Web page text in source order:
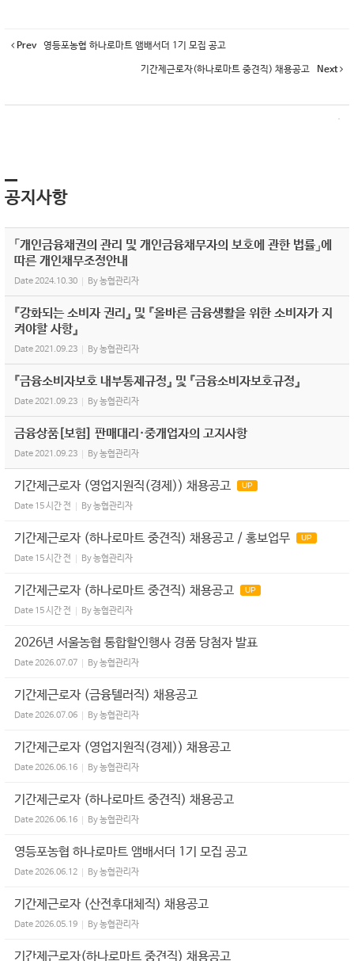
Prev 영등포농협 하나로마트 앰배서더 1기 모집 공고
기간제근로자(하나로마트 중견직) 채용공고 Next
공지사항
「개인금융채권의 관리 및 개인금융채무자의 보호에 관한 법률」에
따른 개인채무조정안내
Date2024.10.30 By농협관리자
『강화되는 소비자 권리』 및 『올바른 금융생활을 위한 소비자가 지
켜야할 사항』
Date2021.09.23 By농협관리자
『금융소비자보호 내부통제규정』 및 『금융소비자보호규정』
Date2021.09.23 By농협관리자
금융상품[보험] 판매대리·중개업자의 고지사항
Date2021.09.23 By농협관리자
기간제근로자 (영업지원직(경제)) 채용공고 UP
Date 15 시간 전 By농협관리자
기간제근로자 (하나로마트 중견직) 채용공고 / 홍보업무 UP
Date 15 시간 전 By농협관리자
기간제근로자 (하나로마트 중견직) 채용공고 UP
Date 15 시간 전 By농협관리자
2026년 서울농협 통합할인행사 경품 당첨자 발표
Date2026.07.07 By농협관리자
기간제근로자 (금융텔러직) 채용공고
Date2026.07.06 By농협관리자
기간제근로자 (영업지원직(경제)) 채용공고
Date2026.06.16 By농협관리자
기간제근로자 (하나로마트 중견직) 채용공고
Date2026.06.16 By농협관리자
영등포농협 하나로마트 앰배서더 1기 모집 공고
Date2026.06.12 By농협관리자
기간제근로자 (산전후대체직) 채용공고
Date2026.05.19 By농협관리자
기간제근로자(하나로마트 중견직) 채용공고